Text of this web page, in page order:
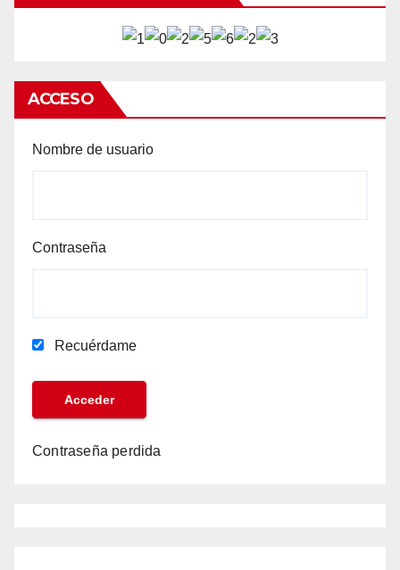
ACCESO
Nombre de usuario
Contraseña
Recuérdame
Contraseña perdida